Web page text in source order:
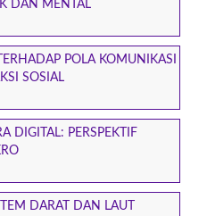
DAN MENTAL
POLA KOMUNIKASI
SOSIAL
DIGITAL: PERSPEKTIF
DARAT DAN LAUT